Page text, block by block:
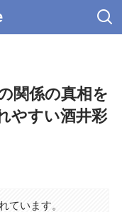
関係の真相を
やすい酒井彩
ています。